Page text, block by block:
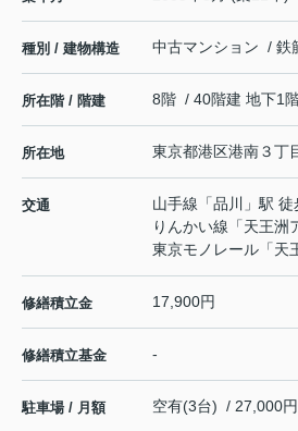
種別 / 建物構造 中古マンション / 鉄
所在階 / 階建 8階 / 40階建 地下1
所在地 東京都港区港南３丁
交通 山手線 「品川
」駅
りんかい線 「天王洲
東京モノレール 「天
修繕積立金 17,900円
修繕積立基金 -
駐車場 / 月額 空有(3台) / 27,000